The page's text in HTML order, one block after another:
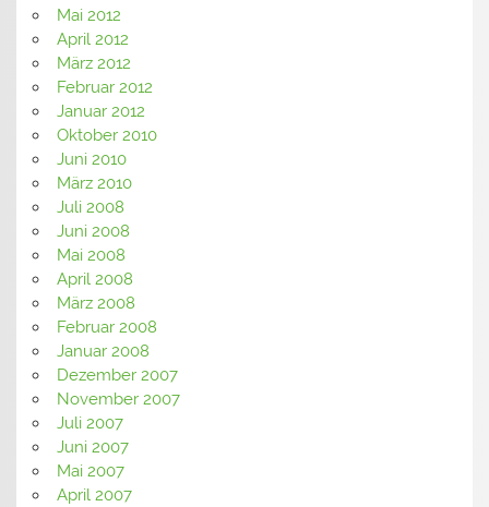
Mai 2012
April 2012
März 2012
Februar 2012
Januar 2012
Oktober 2010
Juni 2010
März 2010
Juli 2008
Juni 2008
Mai 2008
April 2008
März 2008
Februar 2008
Januar 2008
Dezember 2007
November 2007
Juli 2007
Juni 2007
Mai 2007
April 2007